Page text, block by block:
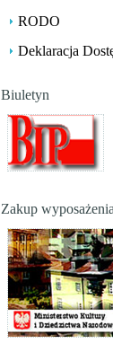
RODO
Deklaracja
Biuletyn
Zakup wyposażenia